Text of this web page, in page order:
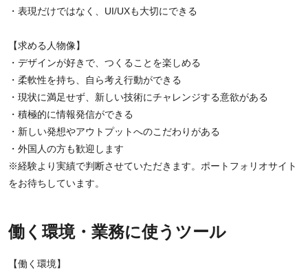
・表現だけではなく、UI/UXも大切にできる
【求める人物像】
・デザインが好きで、つくることを楽しめる
・柔軟性を持ち、自ら考え行動ができる
・現状に満足せず、新しい技術にチャレンジする意欲がある
・積極的に情報発信ができる
・新しい発想やアウトプットへのこだわりがある
・外国人の方も歓迎します
※経験より実績で判断させていただきます。ポートフォリオサイト
をお待ちしています。
働く環境・業務に使うツール
【働く環境】